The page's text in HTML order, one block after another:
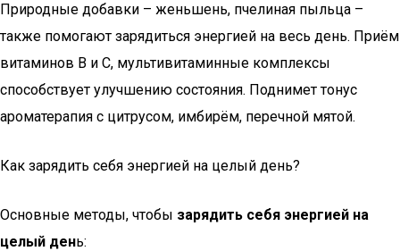
Природные добавки – женьшень, пчелиная пыльца –
также помогают зарядиться энергией на весь день. Приём
витаминов В и С, мультивитаминные комплексы
способствует улучшению состояния. Поднимет тонус
ароматерапия с цитрусом, имбирём, перечной мятой.
Как зарядить себя энергией на целый день?
Основные методы, чтобы зарядить себя энерг­ией на
целый день: